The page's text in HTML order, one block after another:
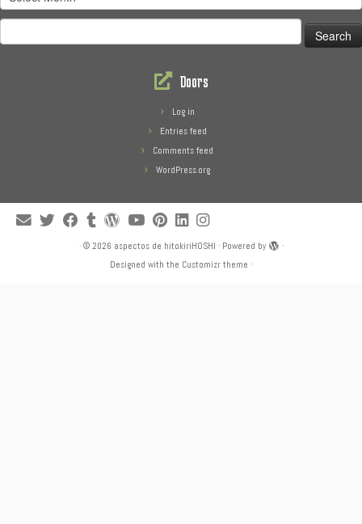
for:
Doors
Log in
Entries feed
Comments feed
WordPress.org
· © 2026 aspectos de hitokiriHOSHI · Powered by
·
Designed with the Customizr theme ·